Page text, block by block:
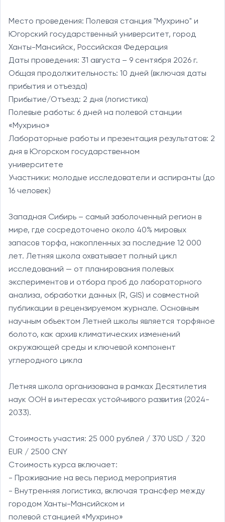
Место проведения: Полевая станция "Мухрино" и
Югорский государственный университет, город
Ханты-Мансийск, Российская Федерация
Даты проведения: 31 августа – 9 сентября 2026 г.
Общая продолжительность: 10 дней (включая даты
прибытия и отъезда)
Прибытие/Отъезд: 2 дня (логистика)
Полевые работы: 6 дней на полевой станции
«Мухрино»
Лабораторные работы и презентация результатов: 2
дня в Югорском государственном
университете
Участники: молодые исследователи и аспиранты (до
16 человек)
Западная Сибирь – самый заболоченный регион в
мире, где сосредоточено около 40% мировых
запасов торфа, накопленных за последние 12 000
лет. Летняя школа охватывает полный цикл
исследований — от планирования полевых
экспериментов и отбора проб до лабораторного
анализа, обработки данных (R, GIS) и совместной
публикации в рецензируемом журнале. Основным
научным объектом Летней школы является торфяное
болото, как архив климатических изменений
окружающей среды и ключевой компонент
углеродного цикла
Летняя школа организована в рамках Десятилетия
наук ООН в интересах устойчивого развития (2024-
2033).
Стоимость участия: 25 000 рублей / 370 USD / 320
EUR / 2500 CNY
Стоимость курса включает:
- Проживание на весь период мероприятия
- Внутренняя логистика, включая трансфер между
городом Ханты-Мансийском и
полевой станцией «Мухрино»